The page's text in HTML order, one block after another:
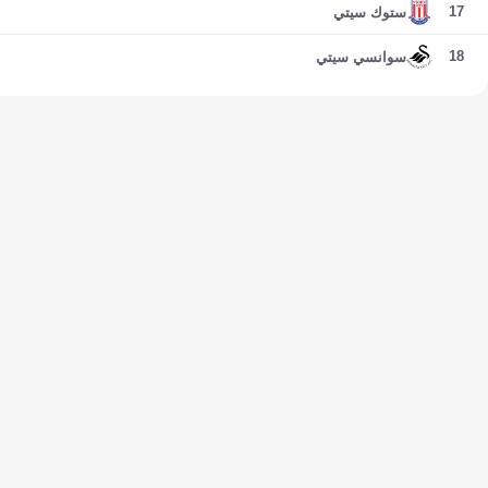
17 ستوك سيتي
18 سوانسي سيتي